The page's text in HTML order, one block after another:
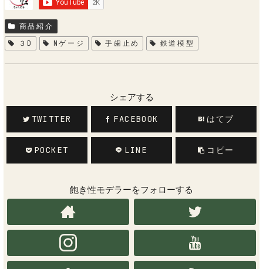
商品紹介
３D
Nゲージ 手歯止め 鉄道模型
シェアする
TWITTER FACEBOOK はてブ
POCKET LINE コピー
飽き性モデラーをフォローする